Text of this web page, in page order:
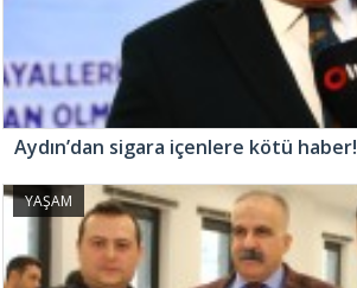
Aydın’dan sigara içenlere kötü haber!
YAŞAM